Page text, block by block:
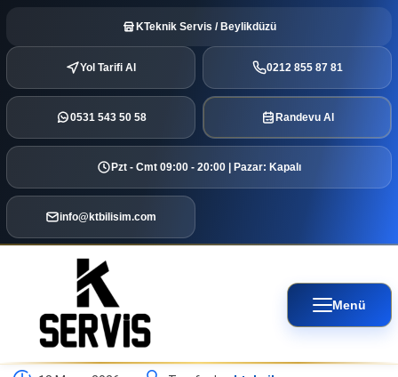
KTeknik Servis / Beylikdüzü
Yol Tarifi Al 0212 855 87 81
0531 543 50 58 Randevu Al
Pzt - Cmt 09:00 - 20:00 | Pazar: Kapalı
info@ktbilisim.com
Menü